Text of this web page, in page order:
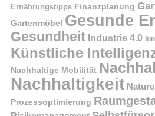
Ernährungstipps Finanzplanung
Gartenmöbel Gesunde
Gesundheit Industrie 4.0
Künstliche
Nachhaltige Mobilität
Nachhaltigkeit
Prozessoptimierung